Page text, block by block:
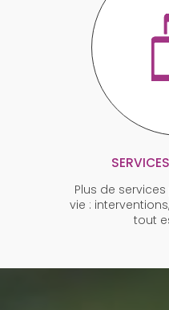
Plus de
vie :
tout